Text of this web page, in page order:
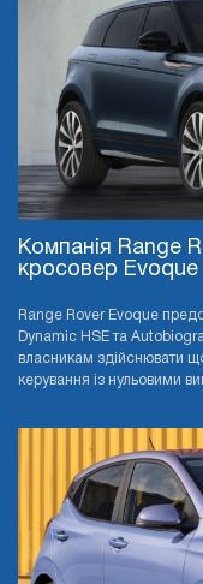
Компанія Range
кросовер Evoque
Range Rover Evoque
Dynamic HSE та
власникам здійснювати
керування із нульовими